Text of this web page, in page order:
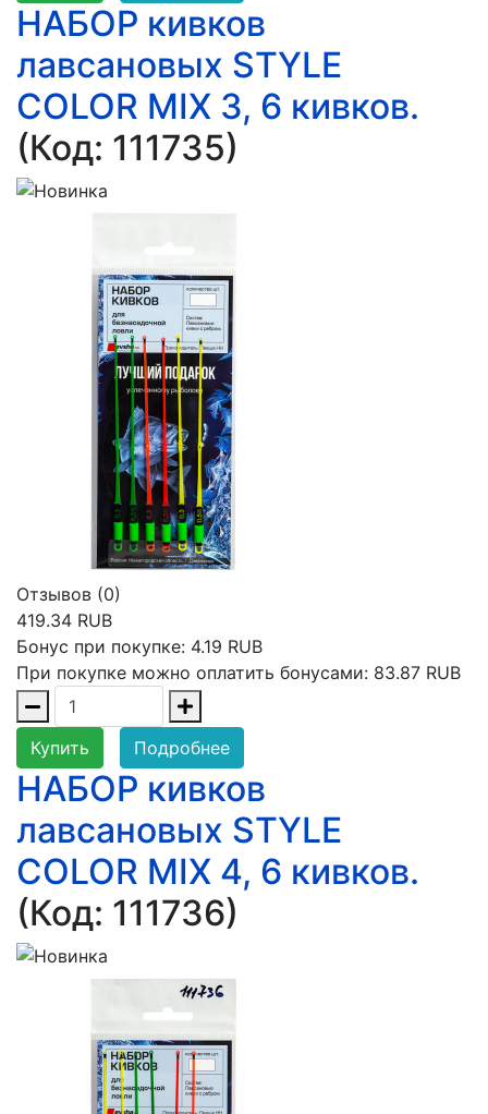
НАБОР кивков
лавсановых STYLE
COLOR MIX 3, 6 кивков.
(Код: 111735)
Отзывов (0)
419.34 RUB
Бонус при покупке: 4.19 RUB
При покупке можно оплатить бонусами: 83.87 RUB
Купить Подробнее
НАБОР кивков
лавсановых STYLE
COLOR MIX 4, 6 кивков.
(Код: 111736)